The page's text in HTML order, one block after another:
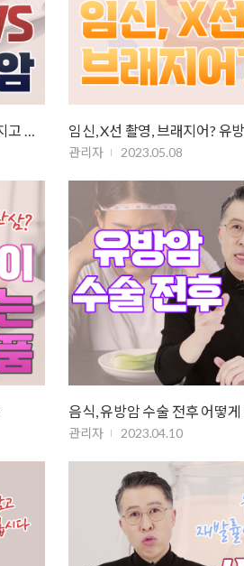
관리자 2023.05.08
관리자 2023.04.10